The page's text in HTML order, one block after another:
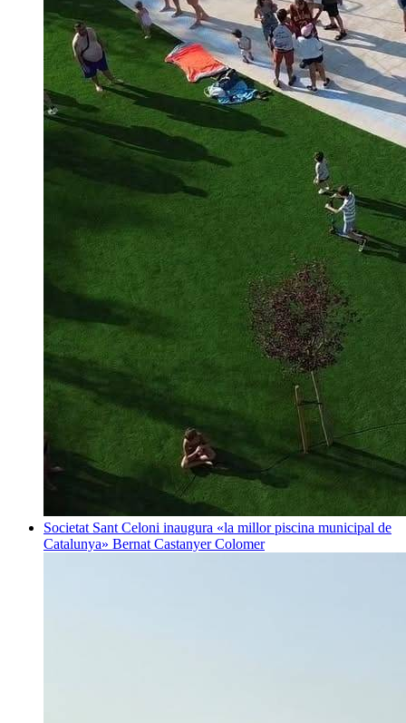
Societat Sant Celoni inaugura «la millor piscina municipal de
Catalunya» Bernat Castanyer Colomer